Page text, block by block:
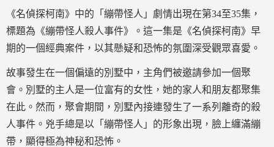
《名偵探柯南》中的「繃帶怪人」劇情出現在第34至35集，
標題為《繃帶怪人殺人事件》。這一集是《名偵探柯南》早
期的一個經典案件，以其懸疑和恐怖的氛圍深受觀眾喜愛。
故事發生在一個偏遠的別墅中，主角們被邀請參加一個聚
會。別墅的主人是一位富有的女性，她的家人和朋友都聚集
在此。然而，聚會期間，別墅內接連發生了一系列離奇的殺
人事件。兇手總是以「繃帶怪人」的形象出現，臉上纏滿繃
帶，顯得極為神秘和恐怖。